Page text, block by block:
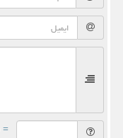
= ۵ بعلاوه ۳